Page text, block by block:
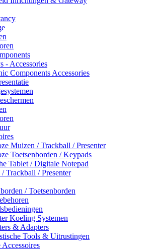
- Accessories
Components Accessories
Muizen / Trackball / Presenter
Toetsenborden / Keypads
Tablet / Digitale Notepad
Trackball / Presenter
/ Toetsenborden
Koeling Systemen
& Adapters
Tools & Uitrustingen